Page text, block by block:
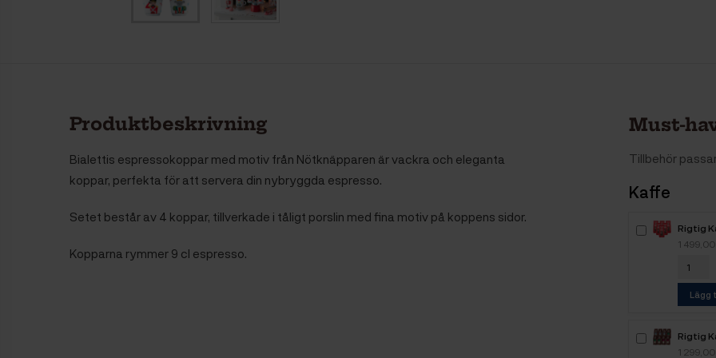
Produktbeskrivning
Bialettis espressokoppar med motiv från Nötknäpparen är vackra och eleganta
koppar, perfekta för att servera din nybryggda espresso.
Setet består av 4 koppar, tillverkade i tåligt porslin med fina motiv på koppens sidor.
Kopparna rymmer 9 cl espresso.
Must-
Tillbehör
Kaffe
Rigtig
Intenso
1 499,00
Lägg
Rigtig
1 299,00